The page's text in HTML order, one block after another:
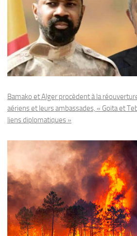
Bamako et Alger procèdent à la
aériens et leurs ambassades, « Goïta et
liens diplomatiques »